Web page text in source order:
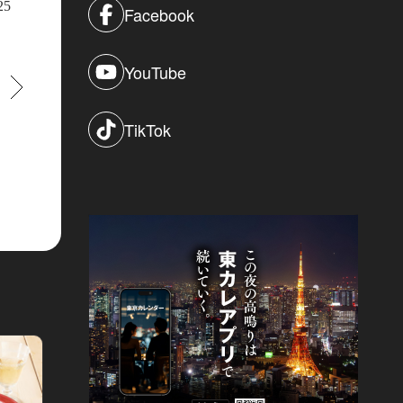
Facebook
YouTube
TikTok